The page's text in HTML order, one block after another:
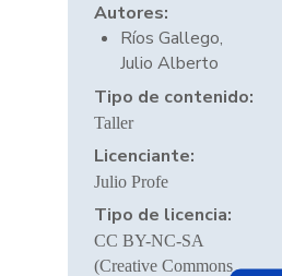
Autores:
Ríos Gallego,
Julio Alberto
Tipo de contenido:
Taller
Licenciante:
Julio Profe
Tipo de licencia:
CC BY-NC-SA
(Creative Commons